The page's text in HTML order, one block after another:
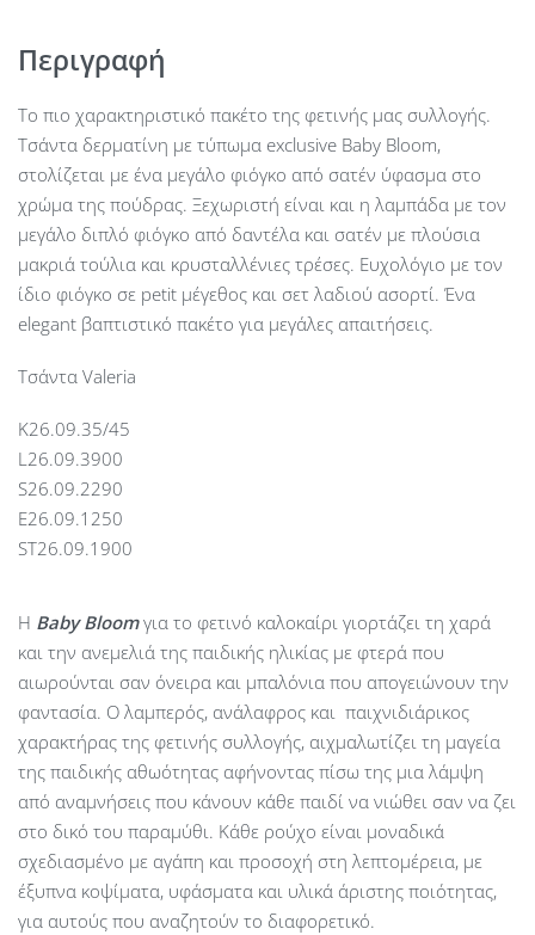
Περιγραφή
Το πιο χαρακτηριστικό πακέτο της φετινής μας συλλογής.
Τσάντα δερματίνη με τύπωμα exclusive Baby Bloom,
στολίζεται με ένα μεγάλο φιόγκο από σατέν ύφασμα στο
χρώμα της πούδρας. Ξεχωριστή είναι και η λαμπάδα με τον
μεγάλο διπλό φιόγκο από δαντέλα και σατέν με πλούσια
μακριά τούλια και κρυσταλλένιες τρέσες. Ευχολόγιο με τον
ίδιο φιόγκο σε petit μέγεθος και σετ λαδιού ασορτί. Ένα
elegant βαπτιστικό πακέτο για μεγάλες απαιτήσεις.
Τσάντα Valeria
Κ26.09.35/45
L26.09.3900
S26.09.2290
E26.09.1250
ST26.09.1900
Η Baby Bloom για το φετινό καλοκαίρι γιορτάζει τη χαρά
και την ανεμελιά της παιδικής ηλικίας με φτερά που
αιωρούνται σαν όνειρα και μπαλόνια που απογειώνουν την
φαντασία. Ο λαμπερός, ανάλαφρος και παιχνιδιάρικος
χαρακτήρας της φετινής συλλογής, αιχμαλωτίζει τη μαγεία
της παιδικής αθωότητας αφήνοντας πίσω της μια λάμψη
από αναμνήσεις που κάνουν κάθε παιδί να νιώθει σαν να ζει
στο δικό του παραμύθι. Κάθε ρούχο είναι μοναδικά
σχεδιασμένο με αγάπη και προσοχή στη λεπτομέρεια, με
έξυπνα κοψίματα, υφάσματα και υλικά άριστης ποιότητας,
για αυτούς που αναζητούν το διαφορετικό.